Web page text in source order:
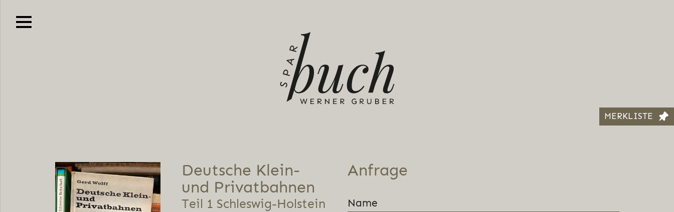
Deutsche Klein-
und Privatbahnen
Teil 1 Schleswig-Holstein
Anfrage
Name
MERKLISTE